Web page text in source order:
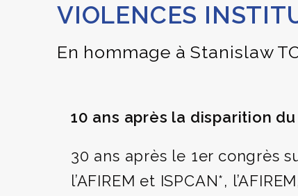
VIOLENCES
En hommage à Stanislaw
10 ans après la disparition
30 ans après le 1er congrès
l’AFIREM et ISPCAN*,